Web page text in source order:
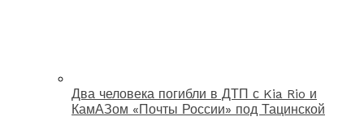
Два человека погибли в ДТП с Kia Rio и
КамАЗом «Почты России» под Тацинской